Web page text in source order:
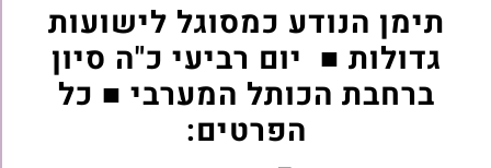
תימן הנודע כמסוגל לישועות
גדולות ■ יום רביעי כ"ה סיון
ברחבת הכותל המערבי ■ כל
הפרטים: